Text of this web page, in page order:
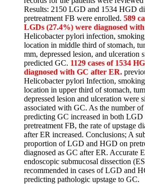
Results: 2150 LGD and 1534 HGD
pretreatment FB were enrolled. 589
LGDs (27.4%) were diagnosed
Helicobacter pylori infection,
location in middle third of stomach,
mm, depressed lesion, and ulceration
predicted GC. 1129 cases of 1534
diagnosed with GC after ER.
Helicobacter pylori Infection,
location in upper third of stomach,
depressed lesion and ulceration were
associated with GC. As the number
predicting GC increased in both
pretreatment FB, the rate of upstage
after ER increased. Conclusions; A
proportion of LGD and HGD on
diagnosed as GC after ER. Accurate
endoscopic submucosal dissection
recommended in cases of LGD and
predicting pathologic upstage to GC.